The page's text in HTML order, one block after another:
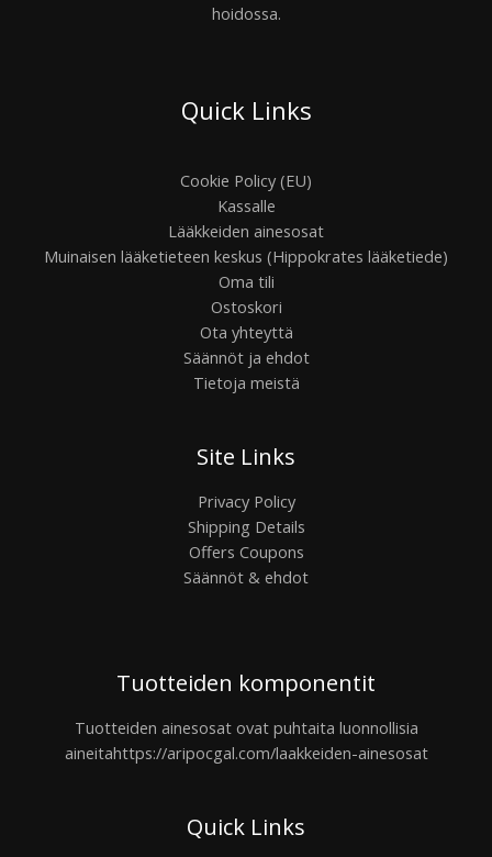
hoidossa.
Quick Links
Cookie Policy (EU)
Kassalle
Lääkkeiden ainesosat
Muinaisen lääketieteen keskus (Hippokrates lääketiede)
Oma tili
Ostoskori
Ota yhteyttä
Säännöt ja ehdot
Tietoja meistä
Site Links
Privacy Policy
Shipping Details
Offers Coupons
Säännöt & ehdot
Tuotteiden komponentit
Tuotteiden ainesosat ovat puhtaita luonnollisia
aineitahttps://aripocgal.com/laakkeiden-ainesosat
Quick Links